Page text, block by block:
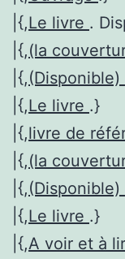
|{,Le livre .
|{,(la
|{,(Disponible)
|{,Le livre .}
|{,livre de
|{,(la
|{,(Disponible)
|{,Le livre .}
|{,A voir et à